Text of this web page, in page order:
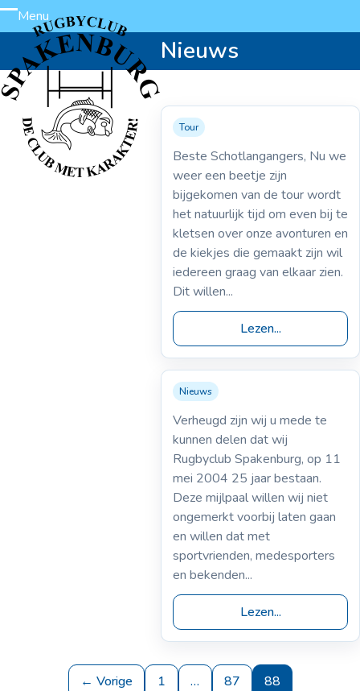
Skip
to
content
Menu
Open
mobile
menu
Close
mobile
menu
Nieuws
Schotlandtour (After
touravond)
Tour
Beste Schotlangangers, Nu we
weer een beetje zijn
bijgekomen van de tour wordt
het natuurlijk tijd om even bij te
kletsen over onze avonturen en
de kiekjes die gemaakt zijn wil
iedereen graag van elkaar zien.
Dit willen...
Lezen...
11-05-2004
25 jarig jubileum
Nieuws
Verheugd zijn wij u mede te
kunnen delen dat wij
Rugbyclub Spakenburg, op 11
mei 2004 25 jaar bestaan.
Deze mijlpaal willen wij niet
ongemerkt voorbij laten gaan
en willen dat met
sportvrienden, medesporters
en bekenden...
Lezen...
← Vorige 1 … 87 88